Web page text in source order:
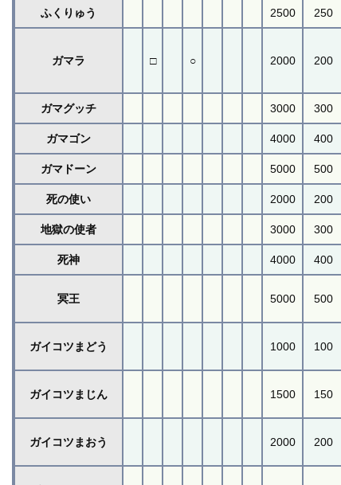
ふくりゅう 2500 250
ガマラ □ ○ 2000 200
ガマグッチ 3000 300
ガマゴン 4000 400
ガマドーン 5000 500
死の使い 2000 200
地獄の使者 3000 300
死神 4000 400
冥王 5000 500
ガイコツまどう 1000 100
ガイコツまじん 1500 150
ガイコツまおう 2000 200